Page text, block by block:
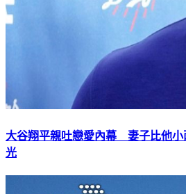
大谷翔平親吐戀愛內幕 妻子比他小
光